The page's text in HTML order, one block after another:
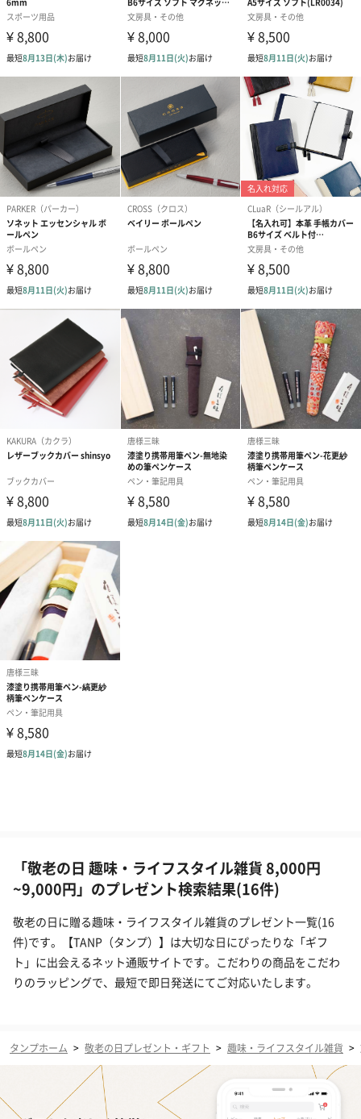
「敬老の日 趣味・ライフスタイル雑貨 8,000円
~9,000円」のプレゼント検索結果(16件)
敬老の日に贈る趣味・ライフスタイル雑貨のプレゼント一覧(16
件)です。【TANP（タンプ）】は大切な日にぴったりな「ギフ
ト」に出会えるネット通販サイトです。こだわりの商品をこだわ
りのラッピングで、最短で即日発送にてご対応いたします。
タンプホーム > 敬老の日プレゼント・ギフト > 趣味・ライフスタイル雑貨 >